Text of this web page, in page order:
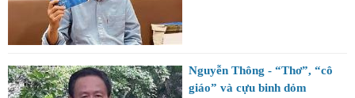
Nguyễn Thông - “Thơ”, “cô
giáo” và cựu binh dỏm